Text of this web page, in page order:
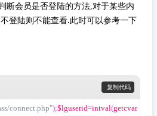
断会员是否登陆的方法,对于某些内
登陆则不能查看.此时可以参考一下
复制代码
connect.php");$lguserid=intval(getcvar